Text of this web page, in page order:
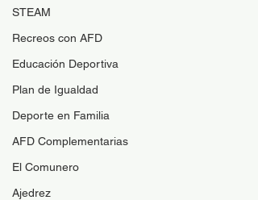
STEAM
Recreos con AFD
Educación Deportiva
Plan de Igualdad
Deporte en Familia
AFD Complementarias
El Comunero
Ajedrez